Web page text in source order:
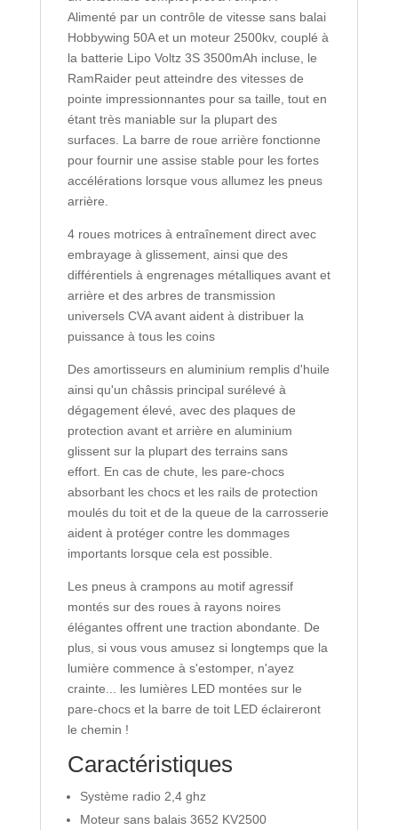
Alimenté par un contrôle de vitesse sans balai
Hobbywing 50A et un moteur 2500kv, couplé à
la batterie Lipo Voltz 3S 3500mAh incluse, le
RamRaider peut atteindre des vitesses de
pointe impressionnantes pour sa taille, tout en
étant très maniable sur la plupart des
surfaces. La barre de roue arrière fonctionne
pour fournir une assise stable pour les fortes
accélérations lorsque vous allumez les pneus
arrière.
4 roues motrices à entraînement direct avec
embrayage à glissement, ainsi que des
différentiels à engrenages métalliques avant et
arrière et des arbres de transmission
universels CVA avant aident à distribuer la
puissance à tous les coins
Des amortisseurs en aluminium remplis d'huile
ainsi qu'un châssis principal surélevé à
dégagement élevé, avec des plaques de
protection avant et arrière en aluminium
glissent sur la plupart des terrains sans
effort. En cas de chute, les pare-chocs
absorbant les chocs et les rails de protection
moulés du toit et de la queue de la carrosserie
aident à protéger contre les dommages
importants lorsque cela est possible.
Les pneus à crampons au motif agressif
montés sur des roues à rayons noires
élégantes offrent une traction abondante. De
plus, si vous vous amusez si longtemps que la
lumière commence à s'estomper, n'ayez
crainte... les lumières LED montées sur le
pare-chocs et la barre de toit LED éclaireront
le chemin !
Caractéristiques
Système radio 2,4 ghz
Moteur sans balais 3652 KV2500